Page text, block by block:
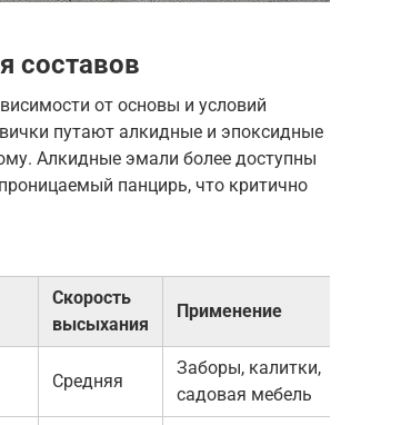
составов
от основы и условий
путают алкидные и эпоксидные
Алкидные эмали более доступны
панцирь, что критично
Скорость
высыхания
Применение
Средняя
Заборы, калитки,
садовая мебель